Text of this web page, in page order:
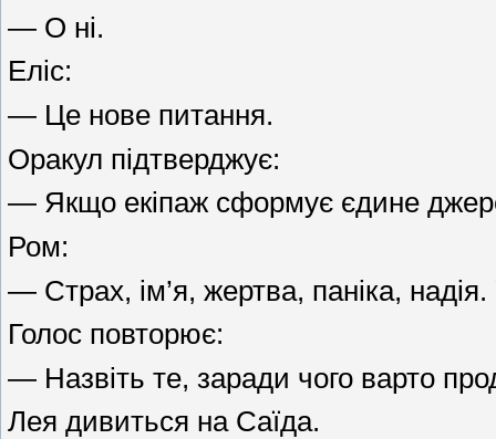
— О ні.
Еліс:
— Це нове питання.
Оракул підтверджує:
— Якщо екіпаж сформує єдине
Ром:
— Страх, ім’я, жертва, паніка,
Голос повторює:
— Назвіть те, заради чого варто
Лея дивиться на Саїда.